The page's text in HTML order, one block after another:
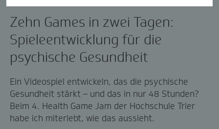
Zehn Games in zwei Tagen:
Spieleentwicklung für die
psychische Gesundheit
Ein Videospiel entwickeln, das die psychische
Gesundheit stärkt – und das in nur 48 Stunden?
Beim 4. Health Game Jam der Hochschule Trier
habe ich miterlebt, wie das aussieht.